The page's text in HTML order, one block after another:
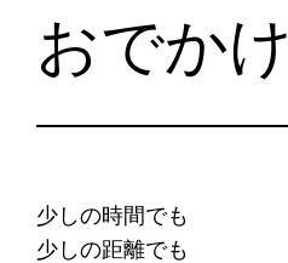
おでかけ
少しの時間でも
少しの距離でも